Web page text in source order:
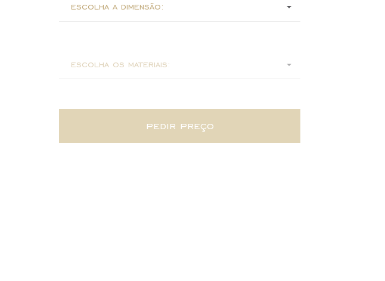
escolha a dimensão:
escolha os materiais:
pedir preço